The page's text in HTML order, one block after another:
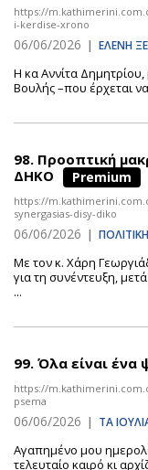
https://
i-kerdise-xrono
06/06/2026 | ΕΛΕΝΗ
Η κα Αννίτα
Βουλής –που έρχεται
98. Προοπτική
ΔΗΚΟ
Premium
https://
synergasias-disy-diko
06/06/2026 | ΠΟΛΙΤΙΚΗ
Με τον κ. Χάρη
για τη συνέντευξη,
...
99. Όλα είναι ένα
https://
psema
06/06/2026 | ΤΑ
Αγαπημένο μου
τελευταίο καιρό κι